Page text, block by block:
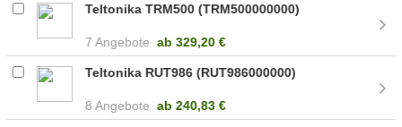
Teltonika TRM500 (TRM500000000)
7 Angebote ab 329,20 €
Teltonika RUT986 (RUT986000000)
8 Angebote ab 240,83 €